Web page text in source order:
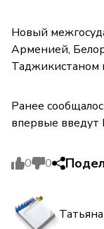
Новый
Арменией,
Таджикистаном
Ранее
впервые
0 0